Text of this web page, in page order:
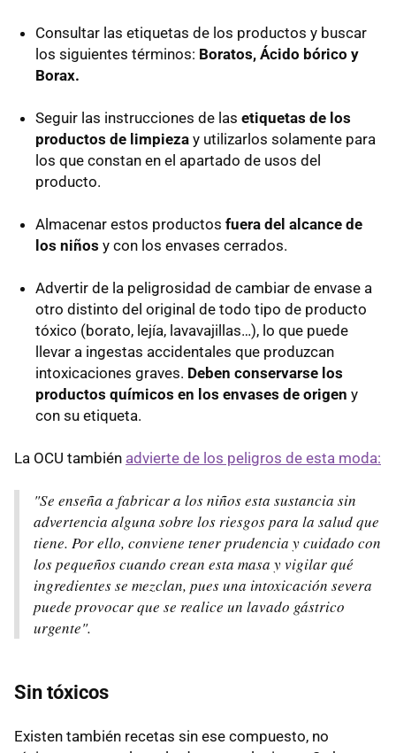
Consultar las etiquetas de los productos y buscar
los siguientes términos: Boratos, Ácido bórico y
Borax.
Seguir las instrucciones de las etiquetas de los
productos de limpieza y utilizarlos solamente para
los que constan en el apartado de usos del
producto.
Almacenar estos productos fuera del alcance de
los niños y con los envases cerrados.
Advertir de la peligrosidad de cambiar de envase a
otro distinto del original de todo tipo de producto
tóxico (borato, lejía, lavavajillas…), lo que puede
llevar a ingestas accidentales que produzcan
intoxicaciones graves. Deben conservarse los
productos químicos en los envases de origen y
con su etiqueta.
La OCU también advierte de los peligros de esta moda:
"Se enseña a fabricar a los niños esta sustancia sin
advertencia alguna sobre los riesgos para la salud que
tiene. Por ello, conviene tener prudencia y cuidado con
los pequeños cuando crean esta masa y vigilar qué
ingredientes se mezclan, pues una intoxicación severa
puede provocar que se realice un lavado gástrico
urgente".
Sin tóxicos
Existen también recetas sin ese compuesto, no